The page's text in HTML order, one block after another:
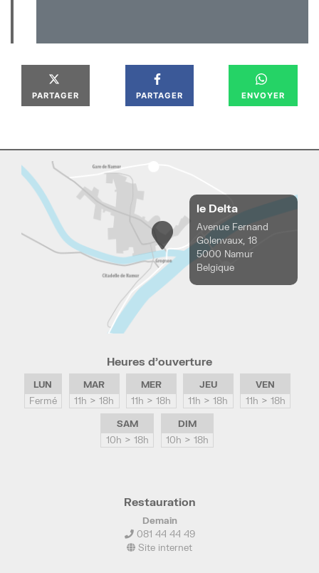
PARTAGER PARTAGER ENVOYER
le Delta
Avenue Fernand
Golenvaux, 18
5000 Namur
Belgique
Heures d’ouverture
LUN
Fermé
MAR
11h > 18h
MER
11h > 18h
JEU
11h > 18h
VEN
11h > 18h
SAM
10h > 18h
DIM
10h > 18h
Restauration
Demain
081 44 44 49
Site internet